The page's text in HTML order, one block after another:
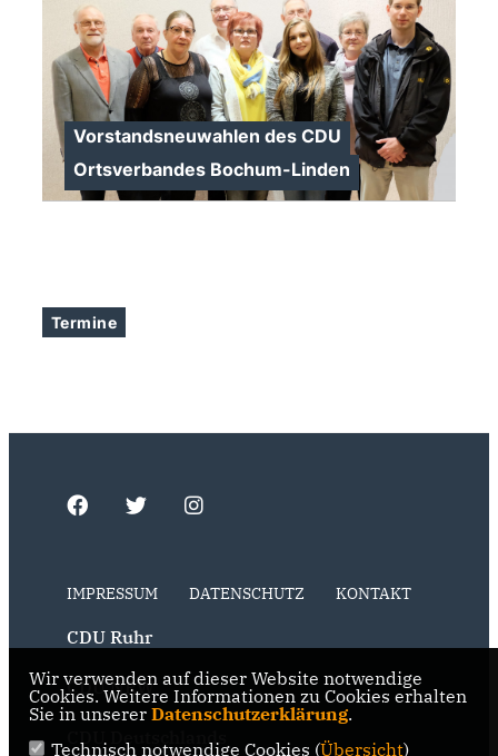
Vorstandsneuwahlen des CDU
Ortsverbandes Bochum-Linden
Termine
IMPRESSUM DATENSCHUTZ KONTAKT
CDU Ruhr
CDU NRW
Wir verwenden auf dieser Website notwendige
Cookies. Weitere Informationen zu Cookies erhalten
Sie in unserer Datenschutzerklärung.
Technisch notwendige Cookies (Übersicht)